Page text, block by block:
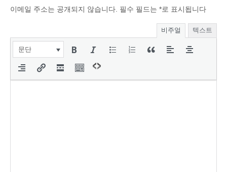
이메일 주소는 공개되지 않습니다. 필수 필드는 *로 표시됩니다
비주얼 텍스트
문단